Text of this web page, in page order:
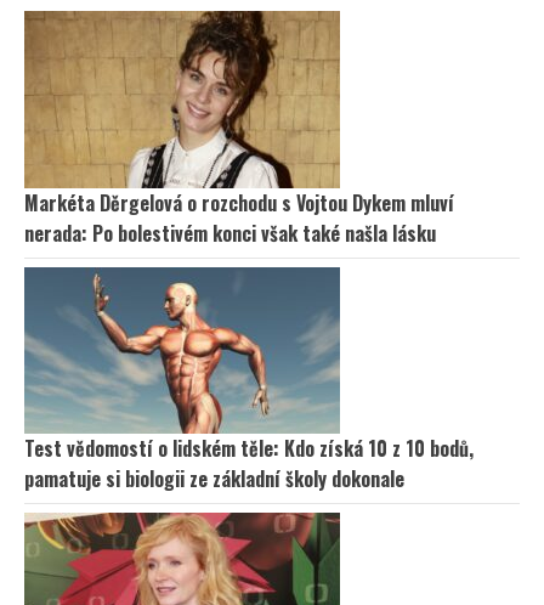
Markéta Děrgelová o rozchodu s Vojtou Dykem mluví
nerada: Po bolestivém konci však také našla lásku
Test vědomostí o lidském těle: Kdo získá 10 z 10 bodů,
pamatuje si biologii ze základní školy dokonale